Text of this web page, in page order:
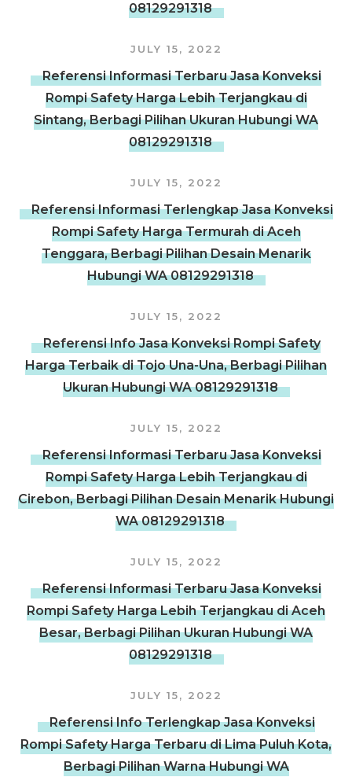
08129291318
JULY 15, 2022
Referensi Informasi Terbaru Jasa Konveksi
Rompi Safety Harga Lebih Terjangkau di
Sintang, Berbagi Pilihan Ukuran Hubungi WA
08129291318
JULY 15, 2022
Referensi Informasi Terlengkap Jasa Konveksi
Rompi Safety Harga Termurah di Aceh
Tenggara, Berbagi Pilihan Desain Menarik
Hubungi WA 08129291318
JULY 15, 2022
Referensi Info Jasa Konveksi Rompi Safety
Harga Terbaik di Tojo Una-Una, Berbagi Pilihan
Ukuran Hubungi WA 08129291318
JULY 15, 2022
Referensi Informasi Terbaru Jasa Konveksi
Rompi Safety Harga Lebih Terjangkau di
Cirebon, Berbagi Pilihan Desain Menarik Hubungi
WA 08129291318
JULY 15, 2022
Referensi Informasi Terbaru Jasa Konveksi
Rompi Safety Harga Lebih Terjangkau di Aceh
Besar, Berbagi Pilihan Ukuran Hubungi WA
08129291318
JULY 15, 2022
Referensi Info Terlengkap Jasa Konveksi
Rompi Safety Harga Terbaru di Lima Puluh Kota,
Berbagi Pilihan Warna Hubungi WA